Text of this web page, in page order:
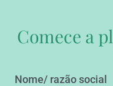
Comece a
Nome/ razão social